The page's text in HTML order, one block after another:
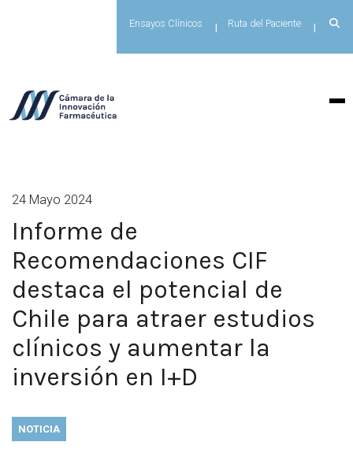
Ensayos Clínicos Ruta del Paciente
24 Mayo 2024
Informe de
Recomendaciones CIF
destaca el potencial de
Chile para atraer estudios
clínicos y aumentar la
inversión en I+D
NOTICIA